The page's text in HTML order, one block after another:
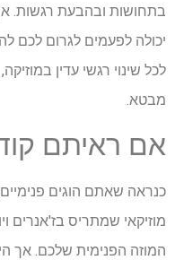
בתחושות ובהבעת רגשות. אך
יכולה לפעמים לגרום לכם
לכל שינוי רגשי עדין
מבטא.
אם ראיתם
כנראה שאתם הוגים
מוזיקאי שמתריס בז'אנרים
המוזה הפנימית שלכם. אך